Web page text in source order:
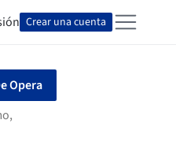
Crear una cuenta
Opera